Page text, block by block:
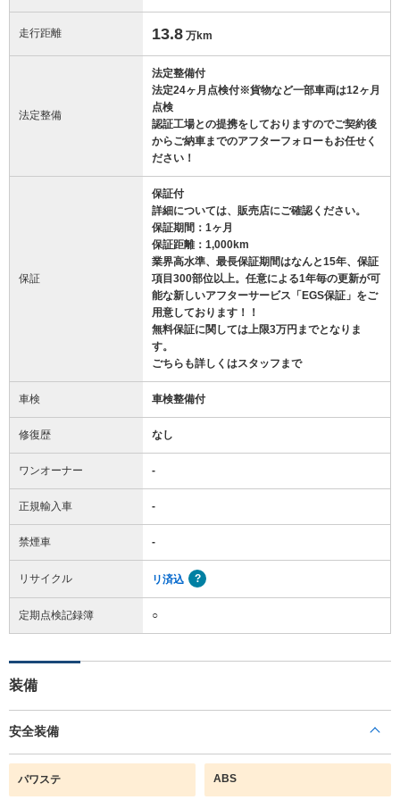
走行距離 13.8 万km
法定整備
法定整備付
法定24ヶ月点検付※貨物など一部車両は12ヶ月
点検
認証工場との提携をしておりますのでご契約後
からご納車までのアフターフォローもお任せく
ださい！
保証
保証付
詳細については、販売店にご確認ください。
保証期間：1ヶ月
保証距離：1,000km
業界高水準、最長保証期間はなんと15年、保証
項目300部位以上。任意による1年毎の更新が可
能な新しいアフターサービス「EGS保証」をご
用意しております！！
無料保証に関しては上限3万円までとなりま
す。
ごちらも詳しくはスタッフまで
車検 車検整備付
修復歴 なし
ワンオーナー -
正規輸入車 -
禁煙車 -
リサイクル リ済込
定期点検記録簿 ○
装備
安全装備
パワステ ABS